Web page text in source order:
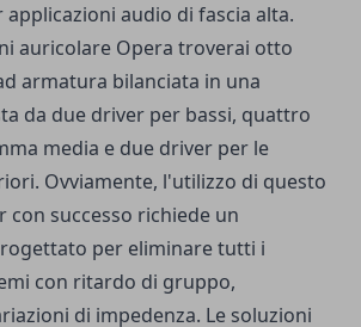
applicazioni audio di fascia alta.
auricolare Opera troverai otto
armatura bilanciata in una
da due driver per bassi, quattro
media e due driver per le
Ovviamente, l'utilizzo di questo
con successo richiede un
per eliminare tutti i
con ritardo di gruppo,
di impedenza. Le soluzioni